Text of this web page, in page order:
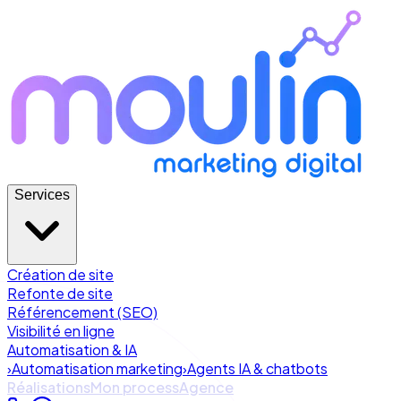
Services
Création de site
Refonte de site
Référencement (SEO)
Visibilité en ligne
Automatisation & IA
›Automatisation marketing›Agents IA & chatbots
RéalisationsMon processAgence